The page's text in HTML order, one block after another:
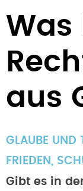
Was
aus
GLAUBE UND
FRIEDEN ,
Gibt es in